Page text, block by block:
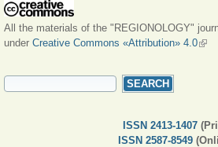
All the materials of the "REGIONOLOGY"
under Creative Commons «Attribution» 4.0
SEARCH FORM
ISSN 2413-1407
ISSN 2587-8549